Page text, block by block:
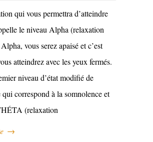
qui vous permettra d’atteindre
le niveau Alpha (relaxation
vous serez apaisé et c’est
atteindrez avec les yeux fermés.
niveau d’état modifié de
qui correspond à la somnolence et
(relaxation
→